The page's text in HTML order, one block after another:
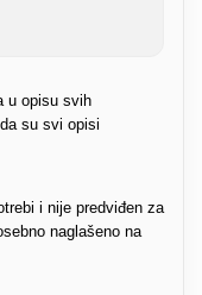
u opisu svih
su svi opisi
i nije predviđen za
naglašeno na